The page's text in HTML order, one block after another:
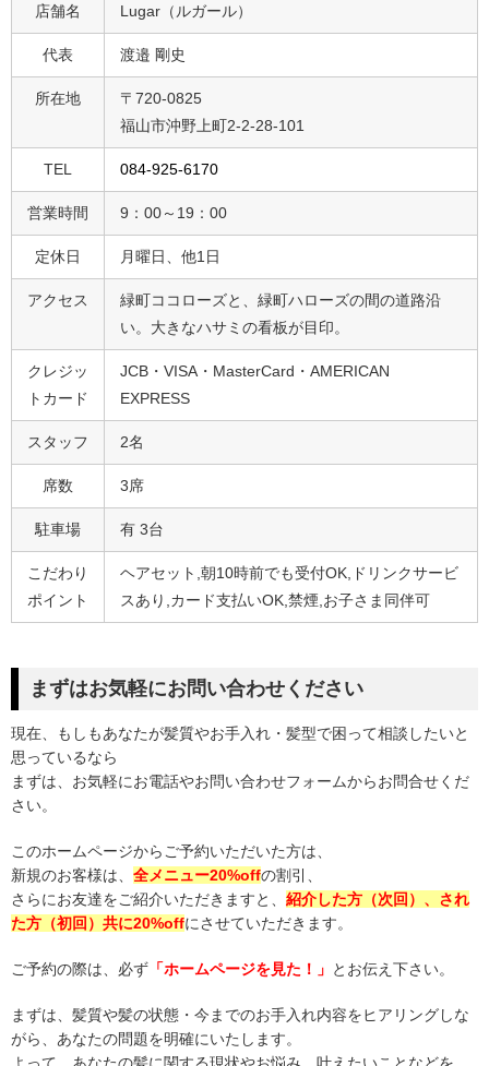
店舗名 Lugar（ルガール）
代表 渡邉 剛史
所在地
〒720-0825
福山市沖野上町2-2-28-101
TEL 084-925-6170
営業時間 9：00～19：00
定休日 月曜日、他1日
アクセス
緑町ココローズと、緑町ハローズの間の道路沿
い。大きなハサミの看板が目印。
クレジッ
トカード
JCB・VISA・MasterCard・AMERICAN
EXPRESS
スタッフ 2名
席数 3席
駐車場 有 3台
こだわり
ポイント
ヘアセット,朝10時前でも受付OK,ドリンクサービ
スあり,カード支払いOK,禁煙,お子さま同伴可
まずはお気軽にお問い合わせください
現在、もしもあなたが髪質やお手入れ・髪型で困って相談したいと
思っているなら
まずは、お気軽にお電話やお問い合わせフォームからお問合せくだ
さい。
このホームページからご予約いただいた方は、
新規のお客様は、 全メニュー20%offの割引、
さらにお友達をご紹介いただきますと、 紹介した方（次回）、され
た方（初回）共に20%offにさせていただきます。
ご予約の際は、必ず 「ホームページを見た！」 とお伝え下さい。
まずは、髪質や髪の状態・今までのお手入れ内容をヒアリングしな
がら、あなたの問題を明確にいたします。